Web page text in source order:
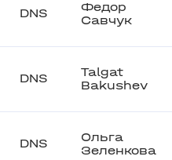
DNS
Федор
Савчук
DNS
Talgat
Bakushev
DNS
Ольга
Зеленкова